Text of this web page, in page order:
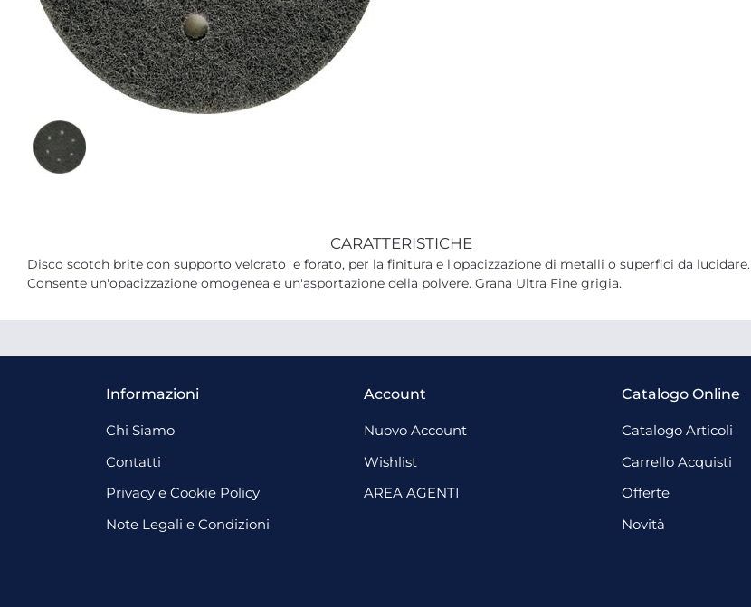
CARATTERISTICHE
Disco scotch brite con supporto velcrato e forato, per la finitura e l'opacizzazione di metalli o superfici da lucidare.
Consente un'opacizzazione omogenea e un'asportazione della polvere. Grana Ultra Fine grigia.
Informazioni
Chi Siamo
Contatti
Privacy e Cookie Policy
Note Legali e Condizioni
Account
Nuovo Account
Wishlist
AREA AGENTI
Catalogo Online
Catalogo Articoli
Carrello Acquisti
Offerte
Novità